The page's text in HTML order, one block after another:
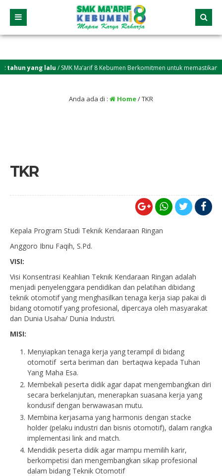
yang lalu/ SMK Ma’arif 8 Kebumen Berkomitmen untuk memastikan
Anda ada di : Home/TKR
TKR
Kepala Program Studi Teknik Kendaraan Ringan
Anggoro Ibnu Faqih, S.Pd.
VISI:
Visi Konsentrasi Keahlian Teknik Kendaraan Ringan adalah
menjadi penyelenggara pendidikan dan pelatihan dibidang
teknik otomotif yang menghasilkan tenaga kerja siap pakai di
bidang otomotif yang profesional, dipercaya oleh masyarakat
dan Dunia Usaha/ Dunia Industri.
MISI:
Menyiapkan tenaga kerja yang terampil di bidang
otomotif serta beriman dan bertaqwa kepada Tuhan
Yang Maha Esa.
Membekali peserta didik agar dapat mengembangkan diri
secara berkelanjutan, menerapkan suasana kerja yang
kondusif dengan berwawasan mutu.
Membina kerjasama yang harmonis dengan stacke
holder (pelaku industri dan bisnis otomotif), dalam rangka
implementasi link and match.
Mendidik peserta didik agar mampu memilih karir,
berkompetisi dan mengembangkan sikap profesional
dalam bidang Teknik Otomotif